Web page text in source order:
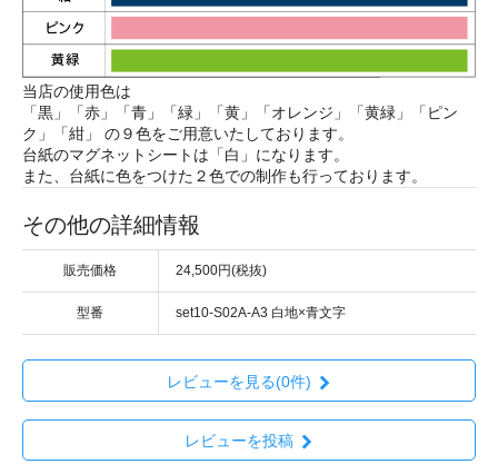
当店の使用色は
「黒」「赤」「青」「緑」「黄」「オレンジ」「黄緑」「ピン
ク」「紺」 の９色をご用意いたしております。
台紙のマグネットシートは「白」になります。
また、台紙に色をつけた２色での制作も行っております。
その他の詳細情報
販売価格 24,500円(税抜)
型番 set10-S02A-A3 白地×青文字
レビューを見る(0件)
レビューを投稿